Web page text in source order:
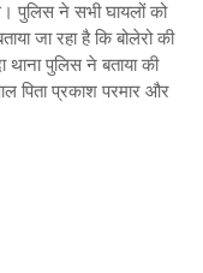
पुलिस ने सभी घायलों को
जा रहा है कि बोलेरो की
पुलिस ने बताया की
पिता प्रकाश परमार और